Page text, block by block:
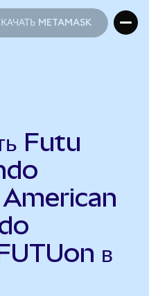
METAMASK
Futu
в